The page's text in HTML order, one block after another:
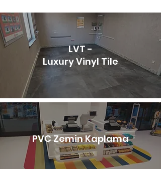
LVT -
Luxury Vinyl Tile
PVC Zemin Kaplama